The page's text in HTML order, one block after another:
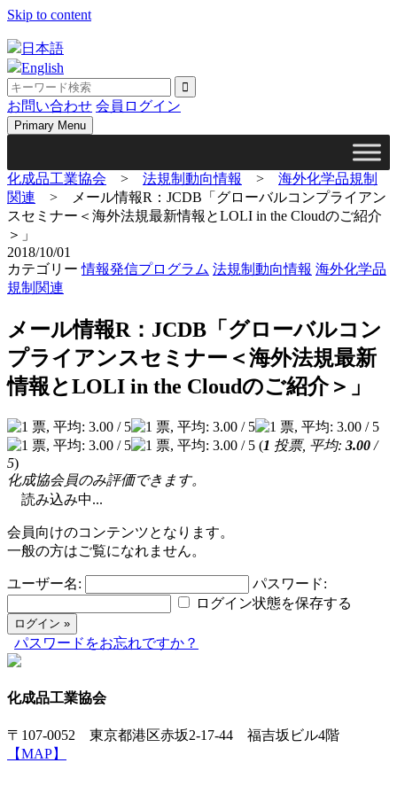
Skip to content
日本語
English
お問い合わせ 会員ログイン
Primary Menu
化成品工業協会 > 法規制動向情報 > 海外化学品規制
関連 >
メール情報R：JCDB「グローバルコンプライアン
スセミナー＜海外法規最新情報とLOLI in the Cloudのご紹介
＞」
2018/10/01
カテゴリー情報発信プログラム 法規制動向情報 海外化学品
規制関連
メール情報R：JCDB「グローバルコン
プライアンスセミナー＜海外法規最新
情報とLOLI in the Cloudのご紹介＞」
(1 投票, 平均: 3.00 /
5)
化成協会員のみ評価できます。
読み込み中...
会員向けのコンテンツとなります。
一般の方はご覧になれません。
ユーザー名:
パスワード:
ログイン状態を保存する
パスワードをお忘れですか？
化成品工業協会
〒107-0052 東京都港区赤坂2-17-44 福吉坂ビル4階
【MAP】